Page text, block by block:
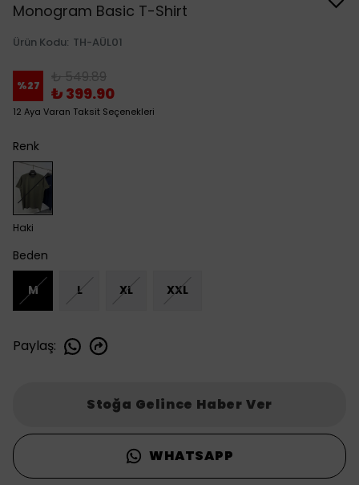
Monogram Basic T-Shirt
Ürün Kodu: TH-AÜL01
%27 ₺ 549.89
₺ 399.90
12 Aya Varan Taksit Seçenekleri
Renk
Haki
Beden
M L XL XXL
Paylaş:
Stoğa Gelince Haber Ver
WHATSAPP